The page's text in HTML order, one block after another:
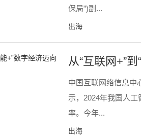
保局”)副...
出海
从“互联网+”
中国互联网络信息中
示，2024年我国人
率。今年...
出海